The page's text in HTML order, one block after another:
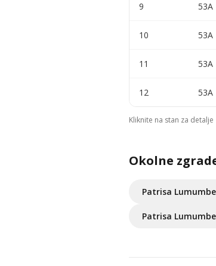
9 53A
10 53A
11 53A
12 53A
Kliknite na stan za detalje
Okolne
Patrisa
Patrisa